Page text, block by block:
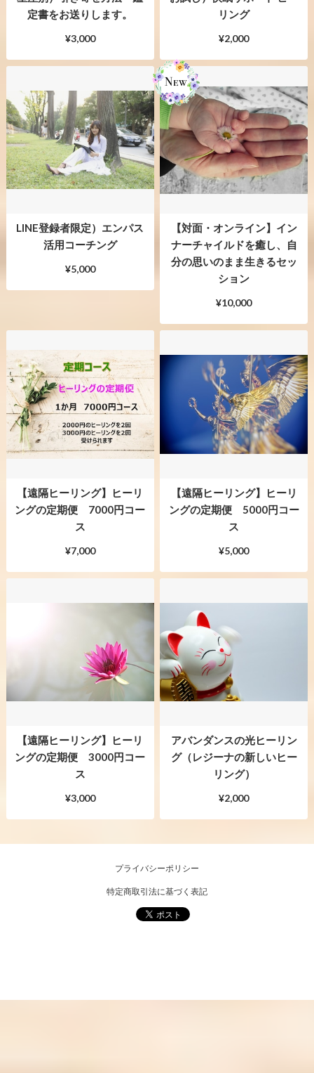
定書をお送りします。
¥3,000
リング
¥2,000
LINE登録者限定）エンパス
活用コーチング
¥5,000
【対面・オンライン】イン
ナーチャイルドを癒し、自
分の思いのまま生きるセッ
ション
¥10,000
【遠隔ヒーリング】ヒーリ
ングの定期便 7000円コー
ス
¥7,000
【遠隔ヒーリング】ヒーリ
ングの定期便 5000円コー
ス
¥5,000
【遠隔ヒーリング】ヒーリ
ングの定期便 3000円コー
ス
¥3,000
アバンダンスの光ヒーリン
グ（レジーナの新しいヒー
リング）
¥2,000
プライバシーポリシー
特定商取引法に基づく表記